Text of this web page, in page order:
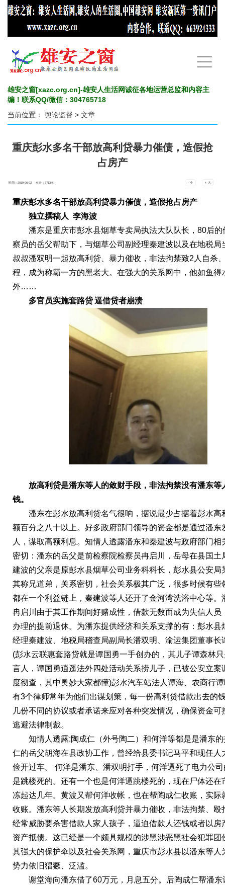
手
机
航
雄安之窗[xazc.org.cn]-雄安人生活网诚征各地运营总监和内容主
编！联系QQ/微信：304765718
当前位置： 舆论监督 > 文章
重庆彭水多名干部放高利贷暴力催债，造假抢
占房产
时间：2019-06-02 点击：3713次 - 小 + 大
重庆彭水多名干部放高利贷暴力催债， 造假抢占房产
独立撰稿人 李海波
潘东是重庆市彭水县烟草专卖局执法大队队长， 80后的
察员的岳父帮助下，与烟草公司副经理秦建波以及在地税局
叔叔潘双明一起放高利贷、暴力催收，非法拘禁致2人自杀
程，成为称霸一方的黑老大。在强大的关系网中，他如鱼得
外……
多官员实施套路贷逼借贷者崩溃
放高利贷是潘东等人的敛财手段，非法拘禁没有潘东等
钱。
潘东在彭水放高利贷名气很响，据说最少占据着彭水高
额百分之八十以上。好多政府部门领导的资金都是通过潘东
人，谋取高额利息。知情人透露潘东和秦建波与政府部门相
密切：潘东的岳父是前检察院检察员冉启川，岳母在县国土
建波的父亲是原彭水县烟草公司业务科科长，彭水县公安局
其称兄道弟，关系密切，社会关系极其广泛，很多时候有些
都在一个利益链上，秦建波等人还开了金河湾洗浴中心等。
冉启川由于其工作期间好赌成性，借款无数而成为失信人员
办理的提前退休。为潘东提供经济和关系支撑的有：彭水县
经理秦建波、地税局稽查局副局长潘双明、渝运集团董事长
(彭水云联惠套路贷就是谭国勇一手创办的，其儿子谭森林
言人，谭国勇逍遥法外四处活动关系捞儿子，已被公安立案
度彻查，其中奥妙大家都懂)彭水汽车站法人谭海、农商行
有3个律师常年为他们出谋划策，每一份高利贷借款出去的
几份不同的协议或者承诺来应对各种突发情况，确保资金可
逃避法律制裁。
知情人透露:陶成仁（外号陶二）和何洋等都是是潘东
仁的岳父胡海在县政协工作，曾经给县委书记马平和现任人
俭开过车。
何洋是潘东、潘双明打手，何洋逼死了电力公
是跳楼死的。还有一个也是何洋逼跳楼死的，现在尸体还在
冻起达几年。黄波又帮何洋收帐，也在帮陶成仁收账，实际
收账。潘东等人长期发放高利贷并暴力催收，非法拘禁、殴
经常威胁要杀害借款人家人孩子，逼迫借款人还钱或者以房
资产抵债。这已经是一个颇具规模的涉黑涉恶黑社会犯罪团
其强大的保护伞以及社会关系网，重庆市彭水县以潘东等人
势力依旧猖獗、泛滥。
谢堂海向潘东借了60万元，月息五分。
后陶成仁帮潘东